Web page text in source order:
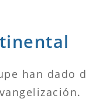
han dado